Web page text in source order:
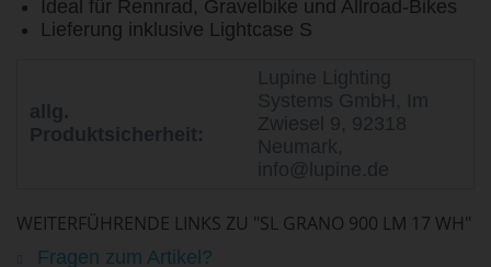
Ideal für Rennrad, Gravelbike und Allroad-Bikes
Lieferung inklusive Lightcase S
allg.
Produktsicherheit:
Lupine Lighting
Systems GmbH, Im
Zwiesel 9, 92318
Neumark,
info@lupine.de
WEITERFÜHRENDE LINKS ZU "SL GRANO 900 LM 17 WH"
Fragen zum Artikel?